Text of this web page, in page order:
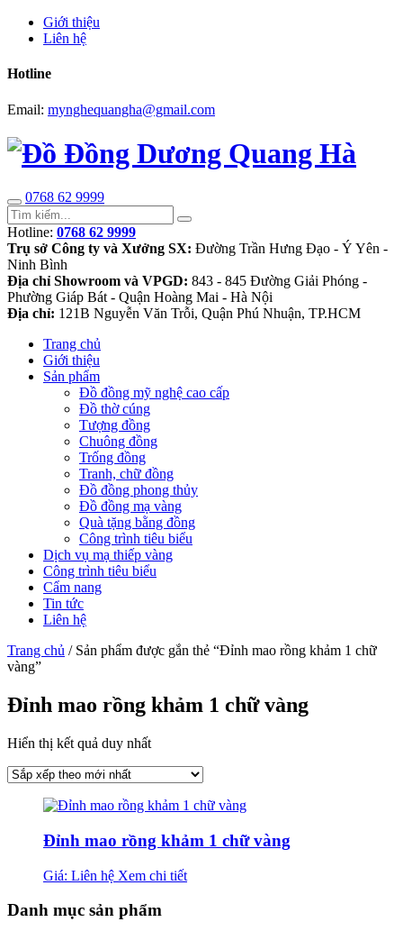
Giới thiệu
Liên hệ
Hotline
Email: mynghequangha@gmail.com
0768 62 9999
Hotline: 0768 62 9999
Trụ sở Công ty và Xưởng SX: Đường Trần Hưng Đạo - Ý Yên -
Ninh Bình
Địa chỉ Showroom và VPGD: 843 - 845 Đường Giải Phóng -
Phường Giáp Bát - Quận Hoàng Mai - Hà Nội
Địa chỉ: 121B Nguyễn Văn Trỗi, Quận Phú Nhuận, TP.HCM
Trang chủ
Giới thiệu
Sản phẩm
Đồ đồng mỹ nghệ cao cấp
Đồ thờ cúng
Tượng đồng
Chuông đồng
Trống đồng
Tranh, chữ đồng
Đồ đồng phong thủy
Đồ đồng mạ vàng
Quà tặng bằng đồng
Công trình tiêu biểu
Dịch vụ mạ thiếp vàng
Công trình tiêu biểu
Cẩm nang
Tin tức
Liên hệ
Trang chủ / Sản phẩm được gắn thẻ “Đỉnh mao rồng khảm 1 chữ
vàng”
Đỉnh mao rồng khảm 1 chữ vàng
Hiển thị kết quả duy nhất
Đỉnh mao rồng khảm 1 chữ vàng
Giá: Liên hệ Xem chi tiết
Danh mục sản phẩm